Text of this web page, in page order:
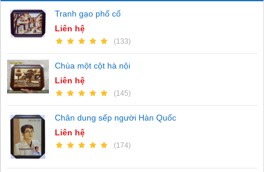
Tranh gạo phố cổ
Liên hệ
(133)
Chùa một cột hà nội
Liên hệ
(145)
Chân dung sếp người Hàn Quốc
Liên hệ
(174)